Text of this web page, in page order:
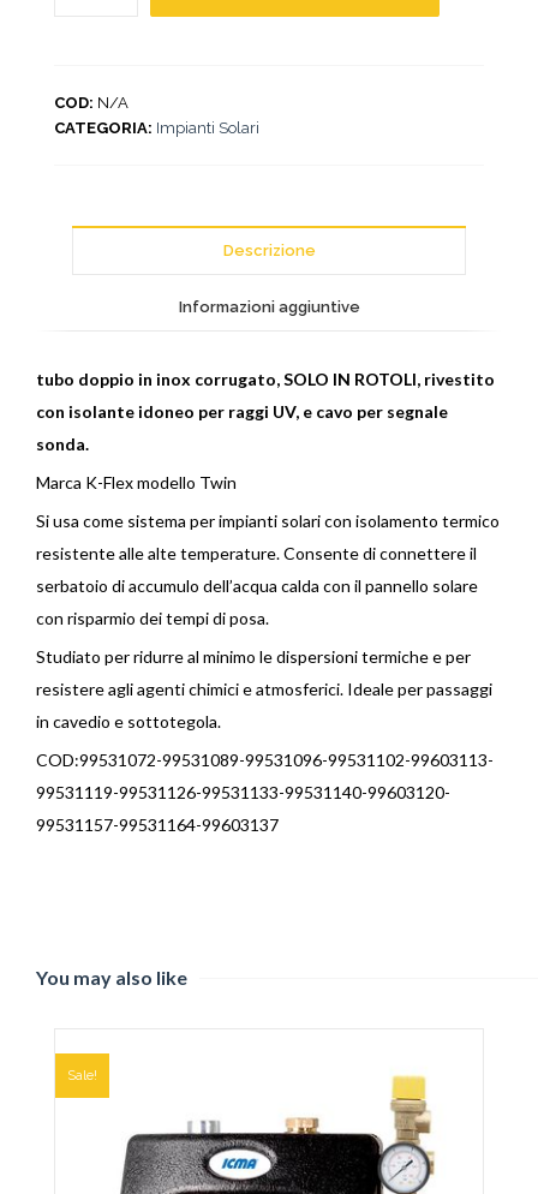
COD: N/A
CATEGORIA: Impianti Solari
Descrizione
Informazioni aggiuntive
tubo doppio in inox corrugato, SOLO IN ROTOLI, rivestito
con isolante idoneo per raggi UV, e cavo per segnale
sonda.
Marca K-Flex modello Twin
Si usa come sistema per impianti solari con isolamento termico
resistente alle alte temperature. Consente di connettere il
serbatoio di accumulo dell’acqua calda con il pannello solare
con risparmio dei tempi di posa.
Studiato per ridurre al minimo le dispersioni termiche e per
resistere agli agenti chimici e atmosferici. Ideale per passaggi
in cavedio e sottotegola.
COD:99531072-99531089-99531096-99531102-99603113-
99531119-99531126-99531133-99531140-99603120-
99531157-99531164-99603137
You may also like
Sale!